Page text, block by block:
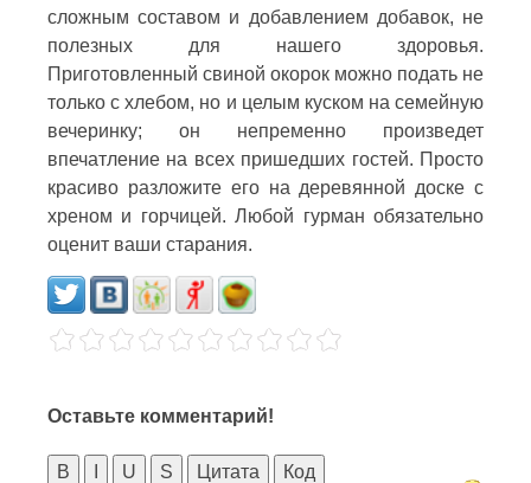
сложным составом и добавлением добавок, не
полезных для нашего здоровья.
Приготовленный свиной окорок можно подать не
только с хлебом, но и целым куском на семейную
вечеринку; он непременно произведет
впечатление на всех пришедших гостей. Просто
красиво разложите его на деревянной доске с
хреном и горчицей. Любой гурман обязательно
оценит ваши старания.
Оставьте комментарий!
B U S Цитата Код